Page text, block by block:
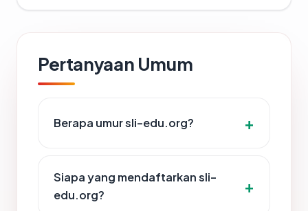
Pertanyaan Umum
Berapa umur sli-edu.org?
Siapa yang mendaftarkan sli-
edu.org?